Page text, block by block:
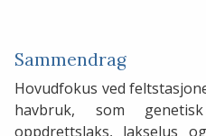
Sammendrag
Hovudfokus ved
havbruk, som
oppdrettslaks, lakselus